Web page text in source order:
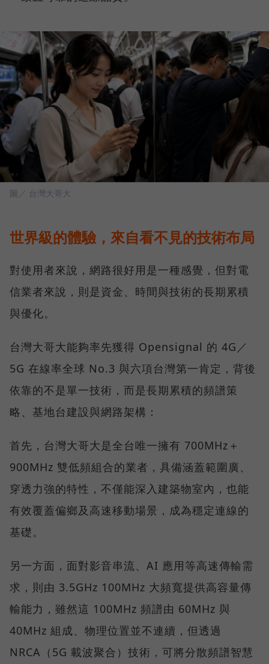
圖／ 台灣大哥大
世界級的體驗，來自看不見的技術布局
對使用者來說，網路很好用是一種感覺，但對電
信業者來說，則是資金、時間與技術的長期累積
與優化。
台灣大哥大能夠率先獲得 Opensignal 的 4G／
5G 在線率全球 No.3 與六項台灣第一肯定，背後
依靠的不是單一技術，而是長期累積的頻譜策
略、基地台建設與網路架構：
首先，台灣大哥大是全台唯一擁有 700MHz＋
900MHz 雙低頻組合的業者，具備涵蓋範圍廣、
穿透力強的特性，不僅能深入建築物室內，也能
有效覆蓋偏鄉及高速移動場景，成為穩定連線的
基礎。
另一方面，面對影音串流、AI 應用等高速傳輸需
求，則由 3.5GHz 100MHz 大頻寬提供高容量傳
輸能力，雖然這 100MHz 頻譜由 60MHz 與
40MHz 組成、物理位置並不連續，但透過
NRCA（5G 載波聚合）技術，可將分散頻譜智慧